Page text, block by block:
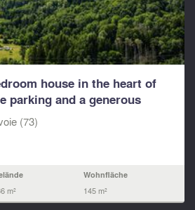
house in the heart of
parking and a generous
(73)
m²
Wohnfläche
145 m²